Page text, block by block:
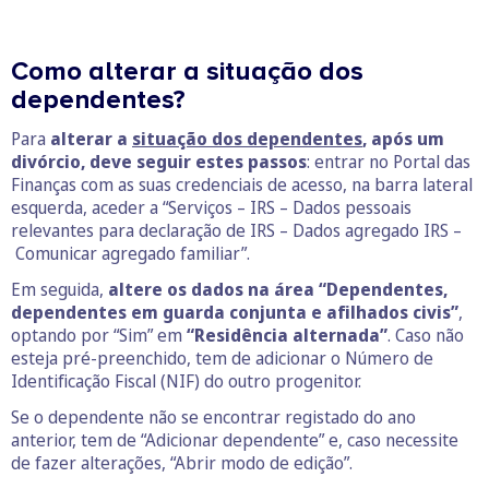
Como alterar a situação dos
dependentes?
Para alterar a situação dos dependentes, após um
divórcio, deve seguir estes passos: entrar no Portal das
Finanças com as suas credenciais de acesso, na barra lateral
esquerda, aceder a “Serviços – IRS – Dados pessoais
relevantes para declaração de IRS – Dados agregado IRS –
Comunicar agregado familiar”.
Em seguida, altere os dados na área “Dependentes,
dependentes em guarda conjunta e afilhados civis”,
optando por “Sim” em “Residência alternada”. Caso não
esteja pré-preenchido, tem de adicionar o Número de
Identificação Fiscal (NIF) do outro progenitor.
Se o dependente não se encontrar registado do ano
anterior, tem de “Adicionar dependente” e, caso necessite
de fazer alterações, “Abrir modo de edição”.